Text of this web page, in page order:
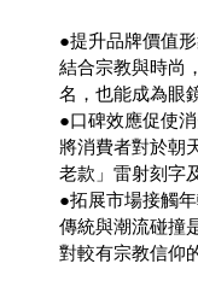
●提升品牌價值
結合宗教與時尚
名，也能成為眼
●口碑效應促使
將消費者對於朝
老款」雷射刻字
●拓展市場接觸
傳統與潮流碰撞
對較有宗教信仰